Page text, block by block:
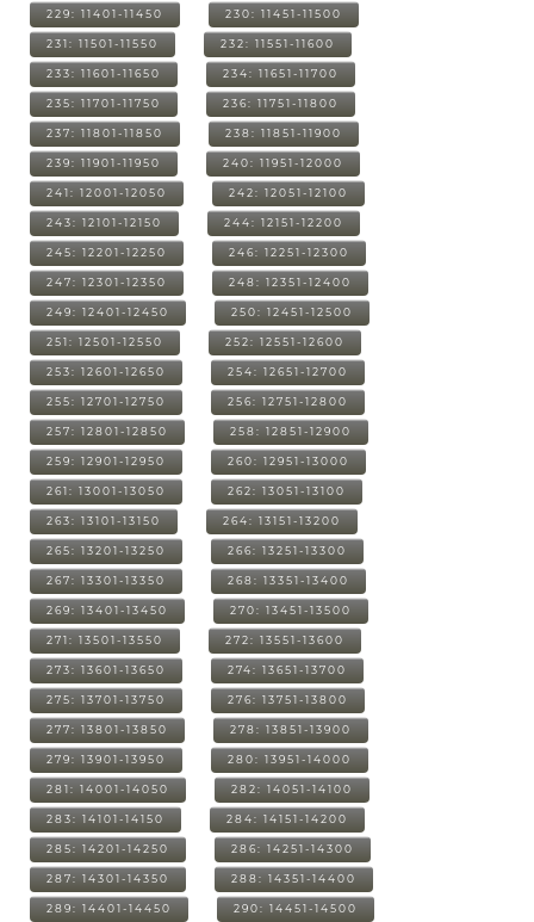
229: 11401-11450 230: 11451-11500
231: 11501-11550 232: 11551-11600
233: 11601-11650 234: 11651-11700
235: 11701-11750 236: 11751-11800
237: 11801-11850 238: 11851-11900
239: 11901-11950 240: 11951-12000
241: 12001-12050 242: 12051-12100
243: 12101-12150 244: 12151-12200
245: 12201-12250 246: 12251-12300
247: 12301-12350 248: 12351-12400
249: 12401-12450 250: 12451-12500
251: 12501-12550 252: 12551-12600
253: 12601-12650 254: 12651-12700
255: 12701-12750 256: 12751-12800
257: 12801-12850 258: 12851-12900
259: 12901-12950 260: 12951-13000
261: 13001-13050 262: 13051-13100
263: 13101-13150 264: 13151-13200
265: 13201-13250 266: 13251-13300
267: 13301-13350 268: 13351-13400
269: 13401-13450 270: 13451-13500
271: 13501-13550 272: 13551-13600
273: 13601-13650 274: 13651-13700
275: 13701-13750 276: 13751-13800
277: 13801-13850 278: 13851-13900
279: 13901-13950 280: 13951-14000
281: 14001-14050 282: 14051-14100
283: 14101-14150 284: 14151-14200
285: 14201-14250 286: 14251-14300
287: 14301-14350 288: 14351-14400
289: 14401-14450 290: 14451-14500